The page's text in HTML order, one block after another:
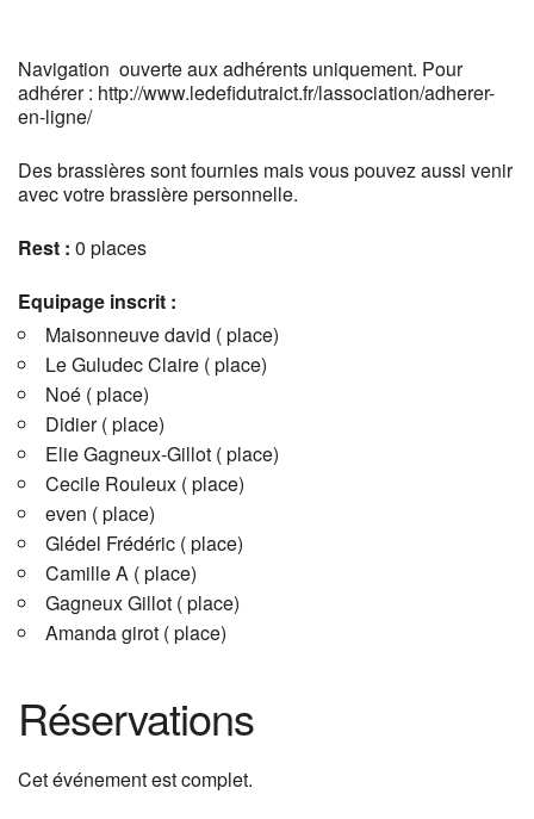
Navigation ouverte aux adhérents uniquement. Pour
adhérer : http://www.ledefidutraict.fr/lassociation/adherer-
en-ligne/
Des brassières sont fournies mais vous pouvez aussi venir
avec votre brassière personnelle.
Rest : 0 places
Equipage inscrit :
Maisonneuve david ( place)
Le Guludec Claire ( place)
Noé ( place)
Didier ( place)
Elie Gagneux-Gillot ( place)
Cecile Rouleux ( place)
even ( place)
Glédel Frédéric ( place)
Camille A ( place)
Gagneux Gillot ( place)
Amanda girot ( place)
Réservations
Cet événement est complet.